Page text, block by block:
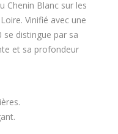
Chenin Blanc sur les
Loire. Vinifié avec une
se distingue par sa
et sa profondeur
.